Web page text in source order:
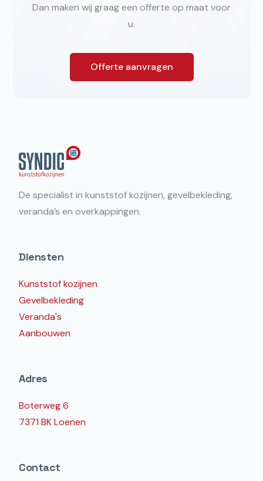
Dan maken wij graag een offerte op maat voor
u.
Offerte aanvragen
De specialist in kunststof kozijnen, gevelbekleding,
veranda’s en overkappingen.
Diensten
Kunststof kozijnen
Gevelbekleding
Veranda's
Aanbouwen
Adres
Boterweg 6
7371 BK Loenen
Contact